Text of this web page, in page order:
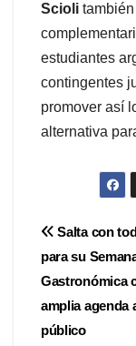
Scioli
estudiantes
contingentes
promover así
alternativa
de
Salta con
para su
Gastronómica
amplia agenda
público